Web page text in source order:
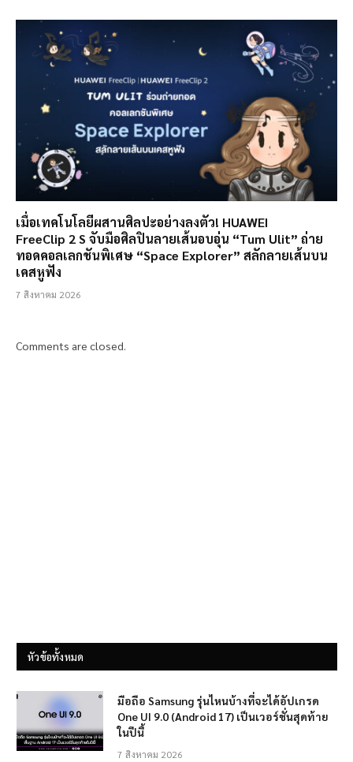
เมื่อเทคโนโลยีผสานศิลปะอย่างลงตัว! HUAWEI
FreeClip 2 S จับมือศิลปินลายเส้นอบอุ่น “Tum Ulit” ถ่าย
ทอดคอลเลกชันพิเศษ “Space Explorer” สลักลายเส้นบน
เคสหูฟัง
7 สิงหาคม 2026
Comments are closed.
หัวข้อทั้งหมด
มือถือ Samsung รุ่นไหนบ้างที่จะได้อัปเกรด
One UI 9.0 (Android 17) เป็นเวอร์ชั่นสุดท้าย
ในปีนี้
7 สิงหาคม 2026